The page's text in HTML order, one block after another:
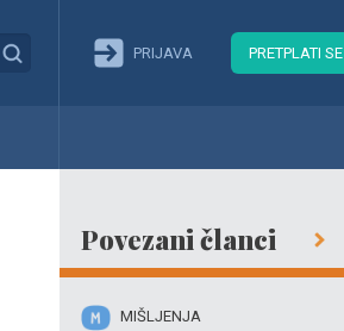
PRIJAVA PRETPLATI SE
Povezani članci
MIŠLJENJA